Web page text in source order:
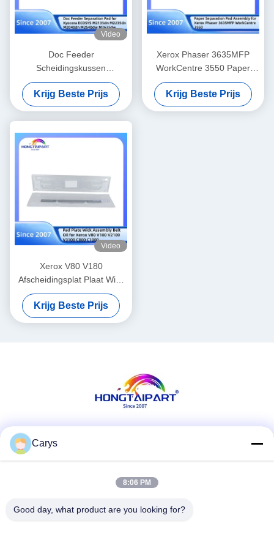
Video
Doc Feeder
Scheidingskussen
302S094050 voor Kyocera
ECOSYS M2135dn
M2235dn M2040dn
M2540dw M2635dw
Reserveonderdelen
Hongtaipart
Krijg Beste Prijs
Xerox Phaser 3635MFP
WorkCentre 3550 Paper
Separation Pad 019N00947
Krijg Beste Prijs
Video
Xerox V80 V180
Afscheidingsplat Plaat Wick
Assembly 094K92781
094K05540
Krijg Beste Prijs
Carys
8:06 PM
Good day, what product are you looking for?